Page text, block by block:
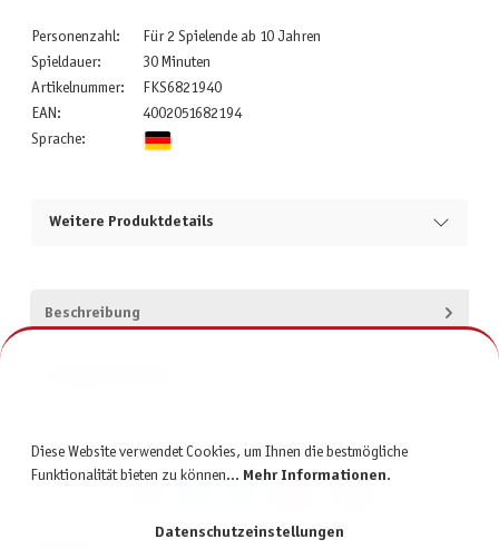
Personenzahl:
Für 2 Spielende ab 10 Jahren
Spieldauer:
30 Minuten
Artikelnummer:
FKS6821940
EAN:
4002051682194
Sprache:
Weitere Produktdetails
Beschreibung
Diese Website verwendet Cookies, um Ihnen die bestmögliche
Funktionalität bieten zu können... Mehr Informationen.
Datenschutzeinstellungen